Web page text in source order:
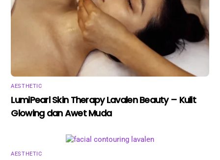
AESTHETIC
LumiPearl Skin Therapy Lavalen Beauty – Kulit
Glowing dan Awet Muda
AESTHETIC